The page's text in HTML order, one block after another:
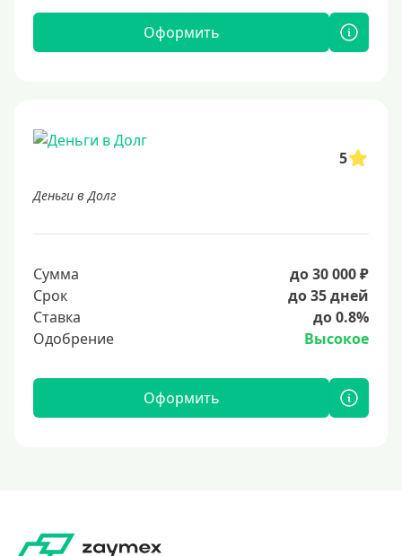
Оформить
5
Деньги в Долг
Сумма
до 30 000 ₽
Срок
до 35 дней
Ставка
до 0.8%
Одобрение
Высокое
Оформить